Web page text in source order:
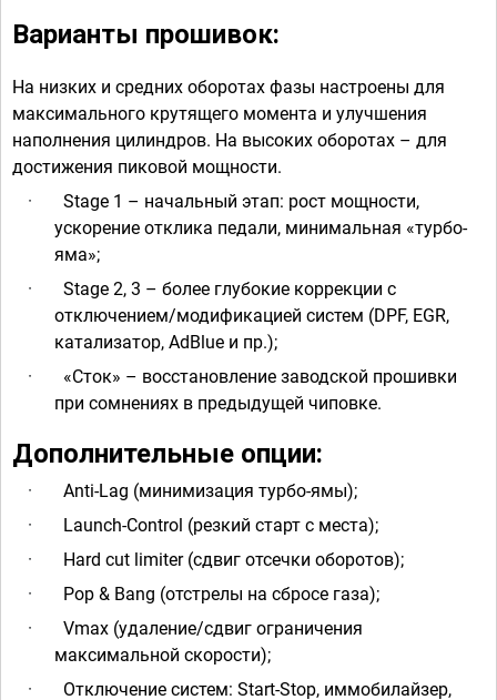
Варианты прошивок:
На низких и средних оборотах фазы настроены для
максимального крутящего момента и улучшения
наполнения цилиндров. На высоких оборотах – для
достижения пиковой мощности.
· Stage 1 – начальный этап: рост мощности,
ускорение отклика педали, минимальная «турбо-
яма»;
· Stage 2, 3 – более глубокие коррекции с
отключением/модификацией систем (DPF, EGR,
катализатор, AdBlue и пр.);
· «Сток» – восстановление заводской прошивки
при сомнениях в предыдущей чиповке.
Дополнительные опции:
· Anti-Lag (минимизация турбо-ямы);
· Launch-Control (резкий старт с места);
· Hard cut limiter (сдвиг отсечки оборотов);
· Pop & Bang (отстрелы на сбросе газа);
· Vmax (удаление/сдвиг ограничения
максимальной скорости);
· Отключение систем: Start-Stop, иммобилайзер,